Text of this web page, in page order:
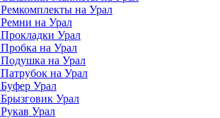
Ремкомплекты на Урал
Ремни на Урал
Прокладки Урал
Пробка на Урал
Подушка на Урал
Патрубок на Урал
Буфер Урал
Брызговик Урал
Рукав Урал